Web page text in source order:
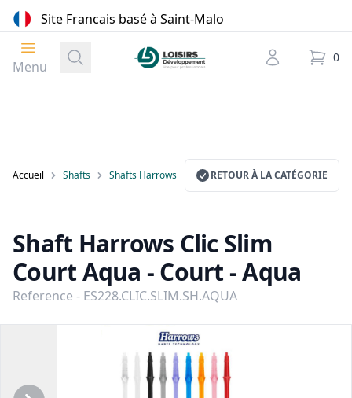
Site Francais basé à Saint-Malo
Ouvrir le menu
Menu
RechercheLoisirs DéveloppementMon compte
0
Accueil Shafts Shafts Harrows RETOUR À LA CATÉGORIE
Shaft Harrows Clic Slim
Court Aqua - Court - Aqua
Reference - ES228.CLIC.SLIM.SH.AQUA